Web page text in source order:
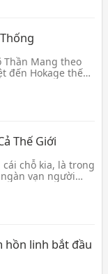
Thần Mang theo
đến Hokage thế
Thế Giới
chỗ kia, là trong
vạn người
hồn linh bắt đầu